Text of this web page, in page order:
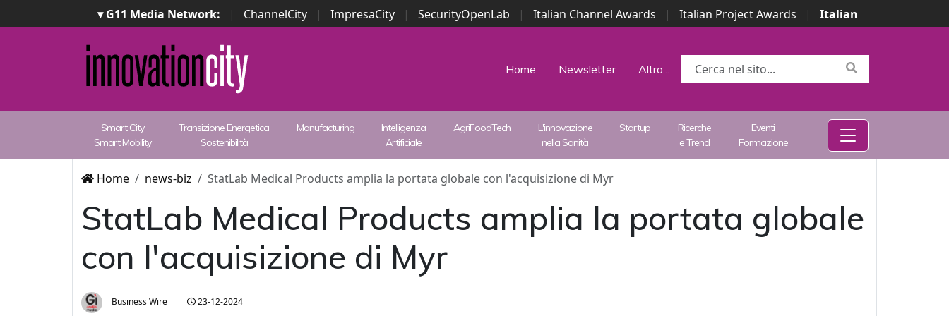
▾ G11 Media Network: | ChannelCity | ImpresaCity | SecurityOpenLab | Italian Channel Awards | Italian Project Awards |
Italian
Security Awards | ...
Home Newsletter Altro...
Smart City
Smart Mobility
Transizione Energetica
Sostenibilità
Manufacturing
Intelligenza
Artificiale
AgriFoodTech
L'innovazione
nella Sanità
Startup
Ricerche
e Trend
Eventi
Formazione
Home news-biz StatLab Medical Products amplia la portata globale con l'acquisizione di Myr
StatLab Medical Products amplia la portata globale
con l'acquisizione di Myr
Business Wire 23-12-2024